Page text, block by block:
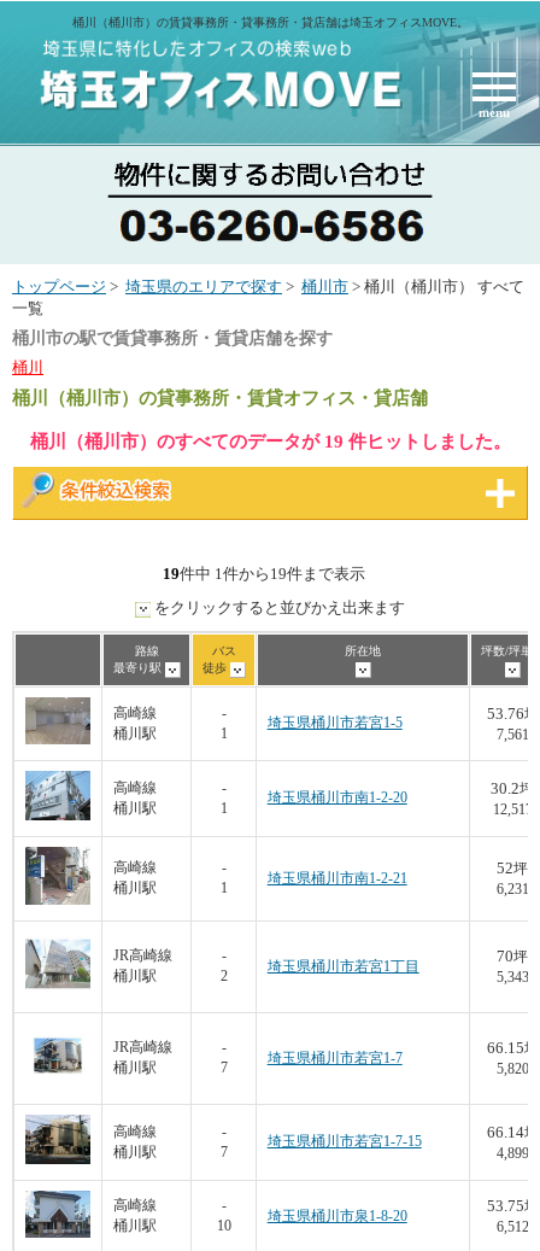
桶川（桶川市）の賃貸事務所・貸事務所・貸店舗は埼玉オフィスMOVE。
menu
トップページ > 埼玉県のエリアで探す > 桶川市 > 桶川（桶川市） すべて
一覧
桶川市の駅で賃貸事務所・賃貸店舗を探す
桶川
桶川（桶川市） の貸事務所・賃貸オフィス・貸店舗
桶川（桶川市）のすべてのデータが 19 件ヒットしました。
19件中 1件から19件まで表示
をクリックすると並びかえ出来ます
路線
最寄り駅
バス
徒歩
所在地 坪数/坪単
高崎線
桶川駅
-
1
埼玉県桶川市若宮1-5
53.76坪
7,561
高崎線
桶川駅
-
1
埼玉県桶川市南1-2-20
30.2坪
12,517
高崎線
桶川駅
-
1
埼玉県桶川市南1-2-21
52坪
6,231
JR高崎線
桶川駅
-
2
埼玉県桶川市若宮1丁目
70坪
5,343
JR高崎線
桶川駅
-
7
埼玉県桶川市若宮1-7
66.15坪
5,820
高崎線
桶川駅
-
7
埼玉県桶川市若宮1-7-15
66.14坪
4,899
高崎線
桶川駅
-
10
埼玉県桶川市泉1-8-20
53.75坪
6,512